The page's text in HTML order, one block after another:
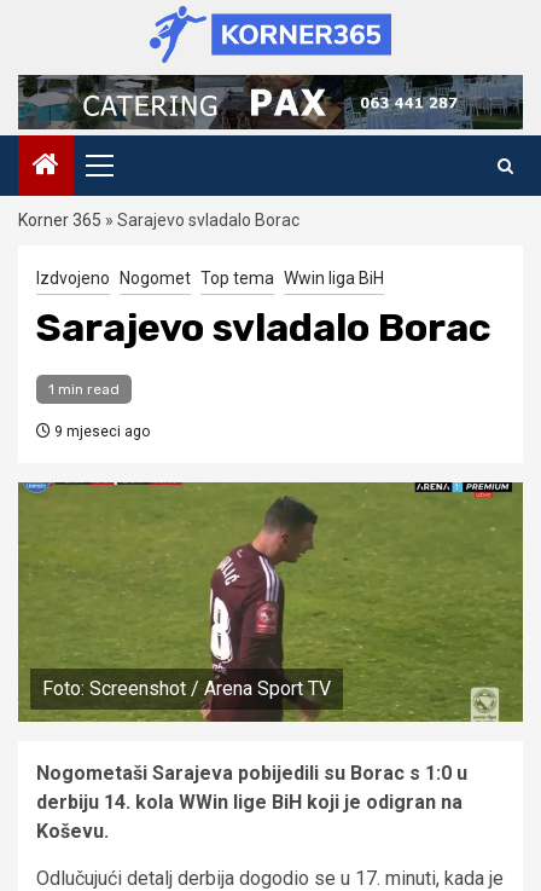
content
Primary
Menu
Korner 365 » Sarajevo svladalo Borac
Izdvojeno Nogomet Top tema Wwin liga BiH
Sarajevo svladalo Borac
1 min read
9 mjeseci ago
Foto: Screenshot / Arena Sport TV
Nogometaši Sarajeva pobijedili su Borac s 1:0 u
derbiju 14. kola WWin lige BiH koji je odigran na
Koševu.
Odlučujući detalj derbija dogodio se u 17. minuti, kada je